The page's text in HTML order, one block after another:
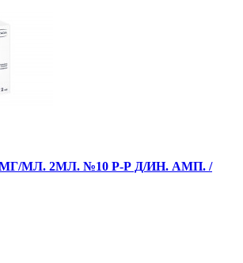
МЛ. 2МЛ. №10 Р-Р Д/ИН. АМП. /